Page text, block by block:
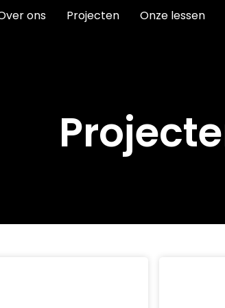
ons Projecten Onze lessen